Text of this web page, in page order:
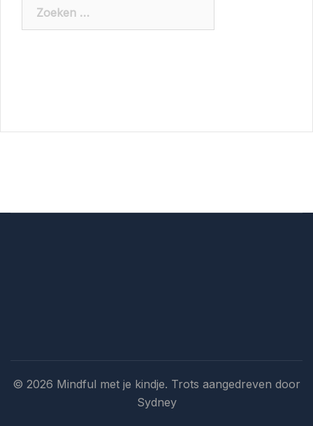
naar:
© 2026 Mindful met je kindje. Trots aangedreven door
Sydney